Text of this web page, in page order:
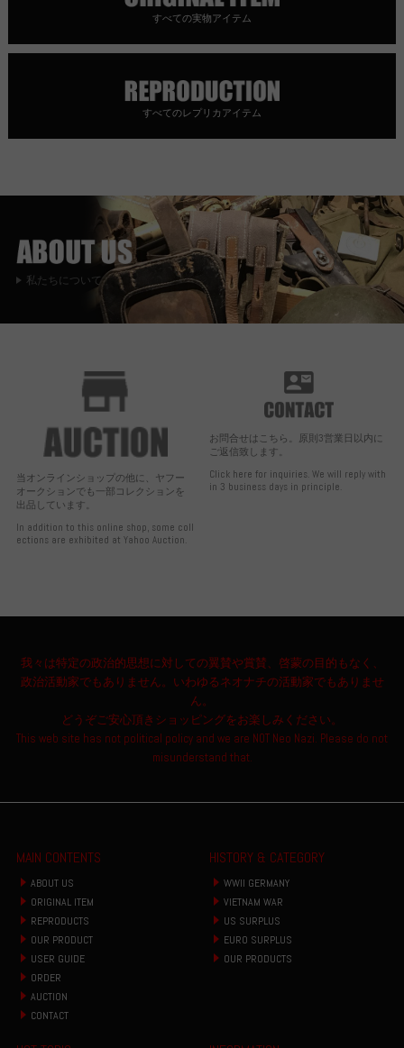
すべての実物アイテム
すべてのレプリカアイテム
私たちについて
当オンラインショップの他に、ヤフー
オークションでも一部コレクションを
出品しています。
In addition to this online shop, some coll
ections are exhibited at Yahoo Auction.
お問合せはこちら。原則3営業日以内に
ご返信致します。
Click here for inquiries. We will reply with
in 3 business days in principle.
我々は特定の政治的思想に対しての翼賛や賞賛、啓蒙の目的もなく、
政治活動家でもありません。いわゆるネオナチの活動家でもありませ
ん。
どうぞご安心頂きショッピングをお楽しみください。
This web site has not political policy and we are NOT Neo Nazi. Please do not
misunderstand that.
MAIN CONTENTS
ABOUT US
ORIGINAL ITEM
REPRODUCTS
OUR PRODUCT
USER GUIDE
ORDER
AUCTION
CONTACT
HISTORY & CATEGORY
WWII GERMANY
VIETNAM WAR
US SURPLUS
EURO SURPLUS
OUR PRODUCTS